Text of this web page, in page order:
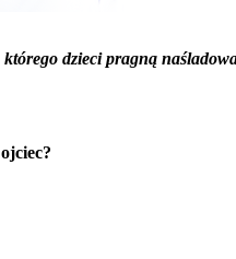
dzieci pragną